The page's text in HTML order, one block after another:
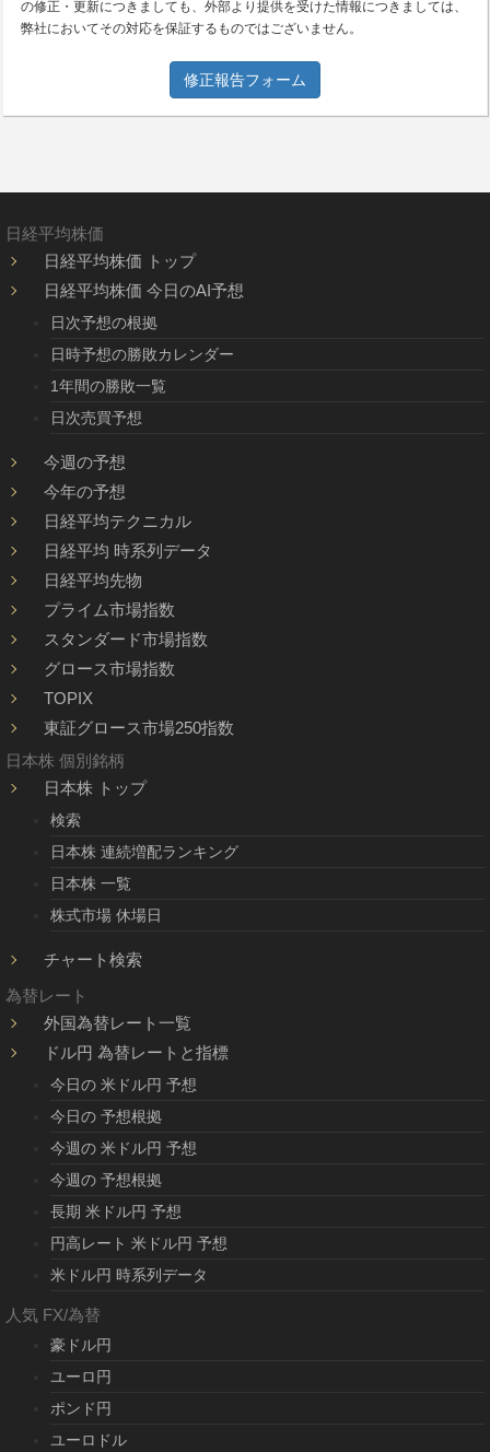
の修正・更新につきましても、外部より提供を受けた情報につきましては、
弊社においてその対応を保証するものではございません。
修正報告フォーム
日経平均株価
日経平均株価 トップ
日経平均株価 今日のAI予想
日次予想の根拠
日時予想の勝敗カレンダー
1年間の勝敗一覧
日次売買予想
今週の予想
今年の予想
日経平均テクニカル
日経平均 時系列データ
日経平均先物
プライム市場指数
スタンダード市場指数
グロース市場指数
TOPIX
東証グロース市場250指数
日本株 個別銘柄
日本株 トップ
検索
日本株 連続増配ランキング
日本株 一覧
株式市場 休場日
チャート検索
為替レート
外国為替レート一覧
ドル円 為替レートと指標
今日の 米ドル円 予想
今日の 予想根拠
今週の 米ドル円 予想
今週の 予想根拠
長期 米ドル円 予想
円高レート 米ドル円 予想
米ドル円 時系列データ
人気 FX/為替
豪ドル円
ユーロ円
ポンド円
ユーロドル